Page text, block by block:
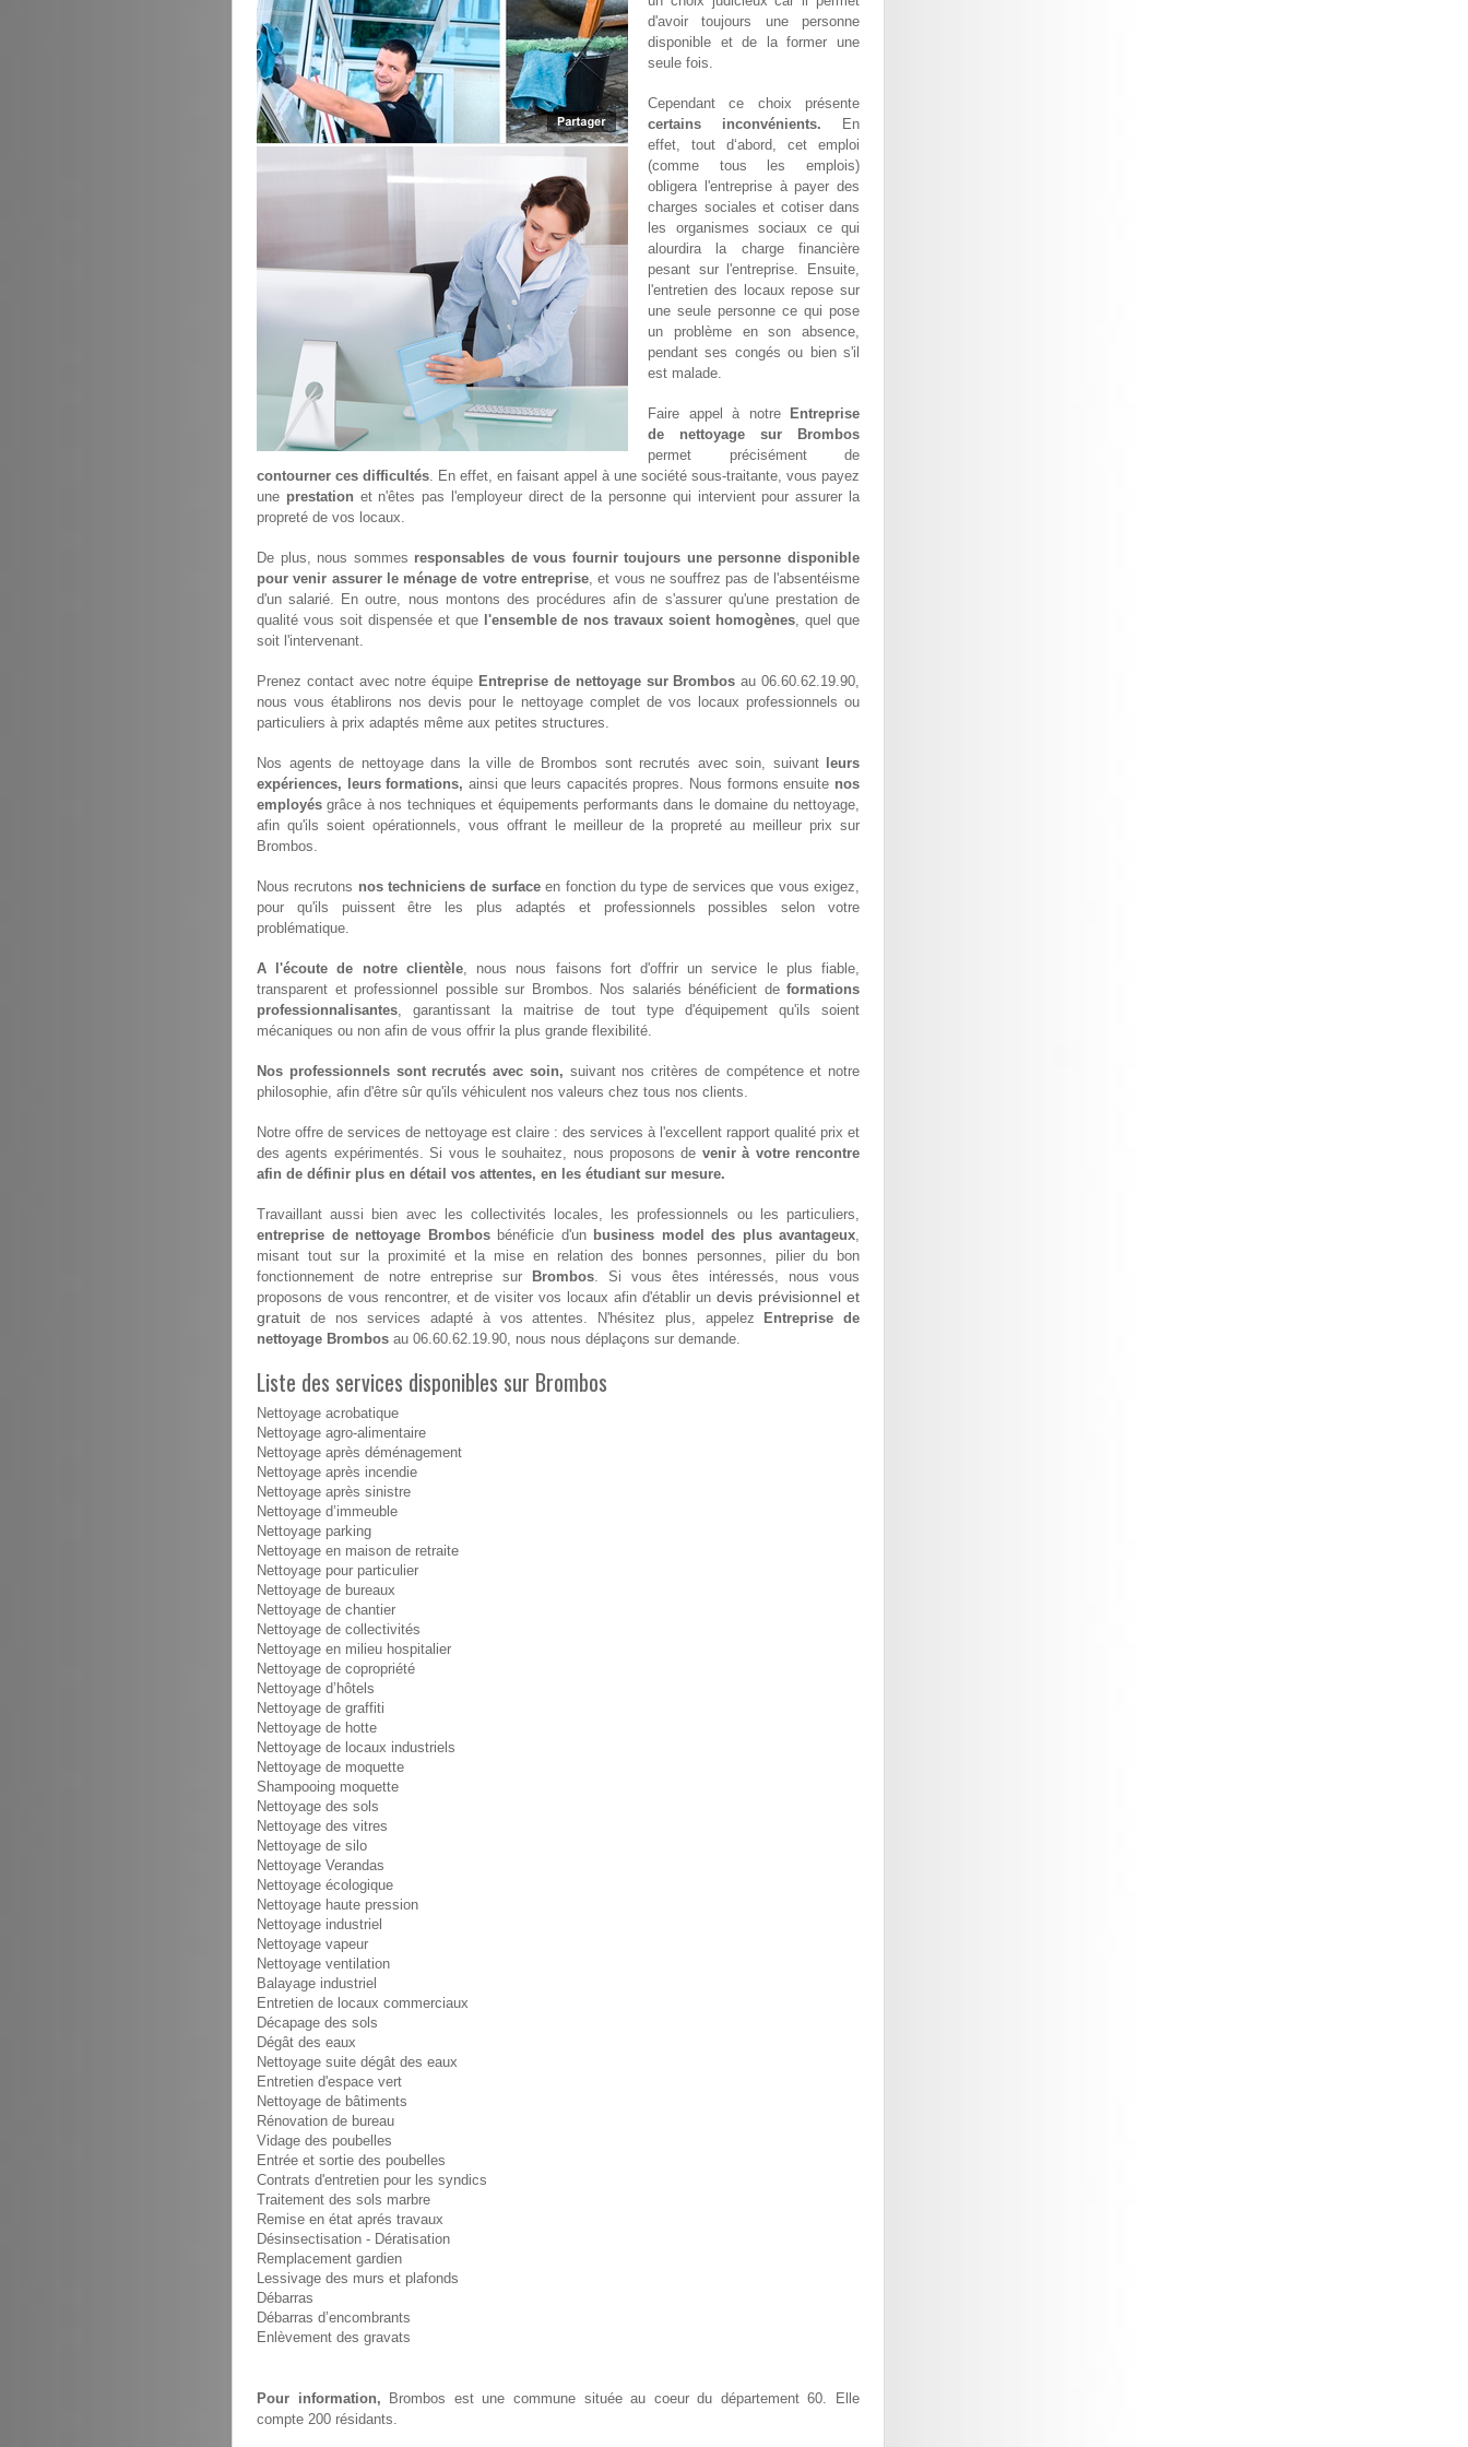
d'avoir toujours une personne
disponible et de la former une
seule fois.
Cependant ce choix présente
certains inconvénients. En
effet, tout d‘abord, cet emploi
(comme tous les emplois)
obligera l'entreprise à payer des
charges sociales et cotiser dans
les organismes sociaux ce qui
alourdira la charge financière
pesant sur l'entreprise. Ensuite,
l'entretien des locaux repose sur
une seule personne ce qui pose
un problème en son absence,
pendant ses congés ou bien s'il
est malade.
Faire appel à notre
Entreprise
de nettoyage sur Brombos
permet précisément de
contourner ces difficultés. En effet, en faisant appel à une société sous-traitante, vous payez
une prestation et n'êtes pas l'employeur direct de la personne qui intervient pour assurer la
propreté de vos locaux.
De plus, nous sommes responsables de vous fournir toujours une personne disponible
pour venir assurer le ménage de votre entreprise, et vous ne souffrez pas de l'absentéisme
d'un salarié. En outre, nous montons des procédures afin de s'assurer qu'une prestation de
qualité vous soit dispensée et que l'ensemble de nos travaux soient homogènes, quel que
soit l'intervenant.
Prenez contact avec notre équipe Entreprise de nettoyage sur Brombos au 06.60.62.19.90,
nous vous établirons nos devis pour le nettoyage complet de vos locaux professionnels ou
particuliers à prix adaptés même aux petites structures.
Nos agents de nettoyage dans la ville de Brombos sont recrutés avec soin, suivant
leurs
expériences, leurs formations, ainsi que leurs capacités propres. Nous formons ensuite nos
employés grâce à nos techniques et équipements performants dans le domaine du nettoyage,
afin qu'ils soient opérationnels, vous offrant le meilleur de la propreté au meilleur prix sur
Brombos.
Nous recrutons nos techniciens de surfaceen fonction du type de services que vous exigez,
pour qu'ils puissent être les plus adaptés et professionnels possibles selon votre
problématique.
A l'écoute de notre clientèle, nous nous faisons fort d'offrir un service le plus fiable,
transparent et professionnel possible sur Brombos. Nos salariés bénéficient de formations
professionnalisantes, garantissant la maitrise de tout type d'équipement qu'ils soient
mécaniques ou non afin de vous offrir la plus grande flexibilité.
Nos professionnels sont recrutés avec soin, suivant nos critères de compétence et notre
philosophie, afin d'être sûr qu'ils véhiculent nos valeurs chez tous nos clients.
Notre offre de services de nettoyage est claire : des services à l'excellent rapport qualité prix et
des agents expérimentés. Si vous le souhaitez, nous proposons de venir à votre rencontre
afin de définir plus en détail vos attentes, en les étudiant sur mesure.
Travaillant aussi bien avec les collectivités locales, les professionnels ou les particuliers,
entreprise de nettoyage Brombosbénéficie d'un business model des plus avantageux,
misant tout sur la proximité et la mise en relation des bonnes personnes, pilier du bon
fonctionnement de notre entreprise sur
Brombos. Si vous êtes intéressés, nous vous
proposons de vous rencontrer, et de visiter vos locaux afin d'établir un devis prévisionnel et
gratuit de nos services adapté à vos attentes. N'hésitez plus, appelez
Entreprise de
nettoyage Brombos au 06.60.62.19.90, nous nous déplaçons sur demande.
Liste des services disponibles sur Brombos
Nettoyage acrobatique
Nettoyage agro-alimentaire
Nettoyage après déménagement
Nettoyage après incendie
Nettoyage après sinistre
Nettoyage d’immeuble
Nettoyage parking
Nettoyage en maison de retraite
Nettoyage pour particulier
Nettoyage de bureaux
Nettoyage de chantier
Nettoyage de collectivités
Nettoyage en milieu hospitalier
Nettoyage de copropriété
Nettoyage d’hôtels
Nettoyage de graffiti
Nettoyage de hotte
Nettoyage de locaux industriels
Nettoyage de moquette
Shampooing moquette
Nettoyage des sols
Nettoyage des vitres
Nettoyage de silo
Nettoyage Verandas
Nettoyage écologique
Nettoyage haute pression
Nettoyage industriel
Nettoyage vapeur
Nettoyage ventilation
Balayage industriel
Entretien de locaux commerciaux
Décapage des sols
Dégât des eaux
Nettoyage suite dégât des eaux
Entretien d'espace vert
Nettoyage de bâtiments
Rénovation de bureau
Vidage des poubelles
Entrée et sortie des poubelles
Contrats d'entretien pour les syndics
Traitement des sols marbre
Remise en état aprés travaux
Désinsectisation - Dératisation
Remplacement gardien
Lessivage des murs et plafonds
Débarras
Débarras d’encombrants
Enlèvement des gravats
Pour information, Brombos est une commune située au coeur du département 60. Elle
compte 200 résidants.